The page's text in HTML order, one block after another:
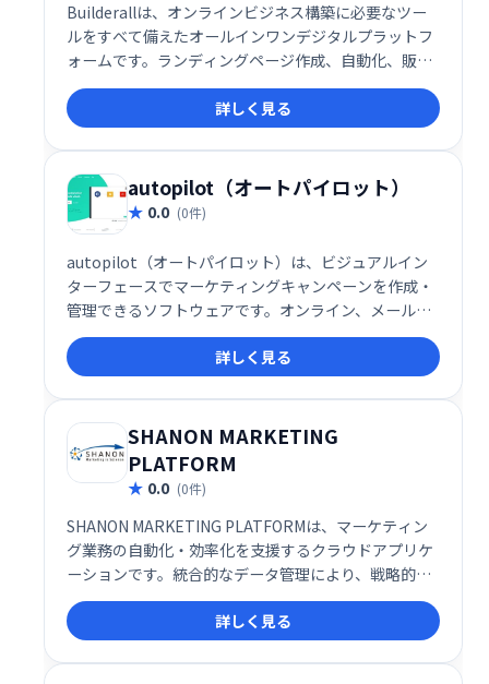
Builderallは、オンラインビジネス構築に必要なツー
ルをすべて備えたオールインワンデジタルプラットフ
ォームです。ランディングページ作成、自動化、販売
までを網羅し、音楽や画像も簡単に追加できます。直
感的なドラッグ＆ドロップ編集と24時間365日のサポ
ートで、スムーズな作業を実現。クレジットカード不
要で、強力なメール自動化機能も搭載。オンラインビ
ジネスの成功を強力にサポートします。
詳しく見る
autopilot（オートパイロット）
0.0 (0件)
autopilot（オートパイロット）は、ビジュアルイン
ターフェースでマーケティングキャンペーンを作成・
管理できるソフトウェアです。オンライン、メール、
アプリ内、SMSなど、マルチチャネルに対応し、リー
ドコンバージョン（見込み客獲得）を効率化します。
直感的な操作で、効果的なマーケティング戦略を実現
し、ビジネス成長を促進します。
詳しく見る
SHANON MARKETING
PLATFORM
0.0 (0件)
SHANON MARKETING PLATFORMは、マーケティン
グ業務の自動化・効率化を支援するクラウドアプリケ
ーションです。統合的なデータ管理により、戦略的な
コミュニケーションを実現し、効果的なマーケティン
グ戦略の立案と実行をサポートします。
詳しく見る